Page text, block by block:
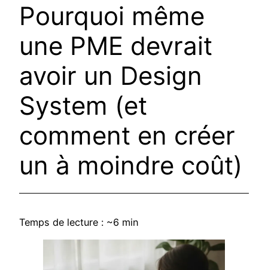
Pourquoi même
une PME devrait
avoir un Design
System (et
comment en créer
un à moindre coût)
Temps de lecture : ~6 min